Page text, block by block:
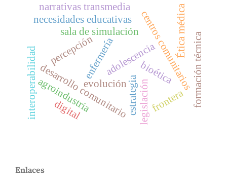
adolescencia
percepción
desarrollo comunitariocentros comunitarios
interoperabilidad
sala de simulación
estrategia
enfermería formación técnica
necesidades educativas
bioética
Ética médica
legislaciónfrontera
agroindustriaevolución
digital
narrativas transmedia
Enlaces